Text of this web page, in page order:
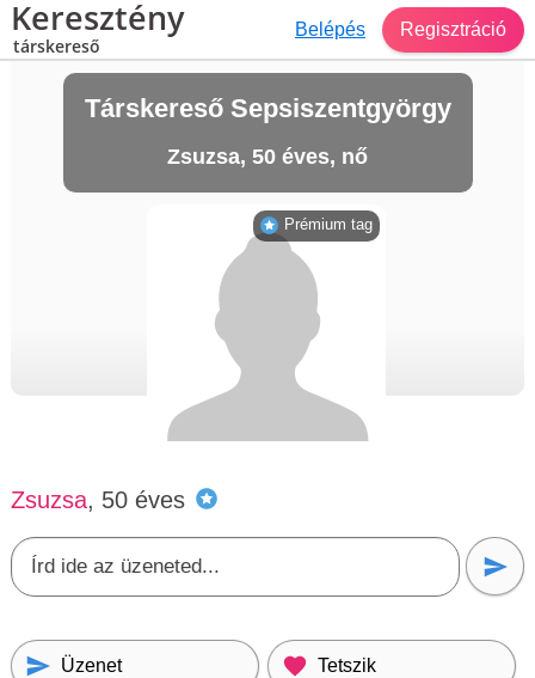
Keresztény
társkereső
Belépés Regisztráció
Társkereső Sepsiszentgyörgy
Zsuzsa, 50 éves, nő
Zsuzsa, 50 éves
Üzenet Tetszik
Prémium tag